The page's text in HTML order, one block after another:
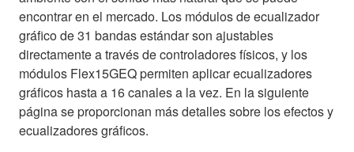
encontrar en el mercado. Los módulos de ecualizador
gráfico de 31 bandas estándar son ajustables
directamente a través de controladores físicos, y los
módulos Flex15GEQ permiten aplicar ecualizadores
gráficos hasta a 16 canales a la vez. En la siguiente
página se proporcionan más detalles sobre los efectos y
ecualizadores gráficos.